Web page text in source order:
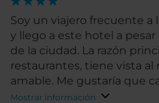
Soy un viajero frecuente a
y llego a este hotel a
de la ciudad. La razón
restaurantes, tiene vista al
amable. Me gustaría que
baño y solamente
Mostrar información